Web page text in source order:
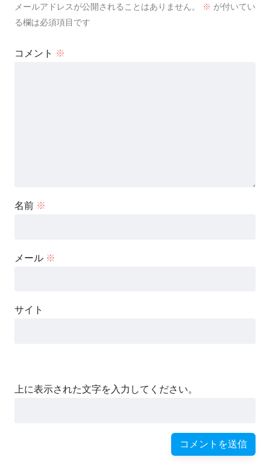
メールアドレスが公開されることはありません。 ※ が付いてい
る欄は必須項目です
コメント ※
名前 ※
メール ※
サイト
上に表示された文字を入力してください。